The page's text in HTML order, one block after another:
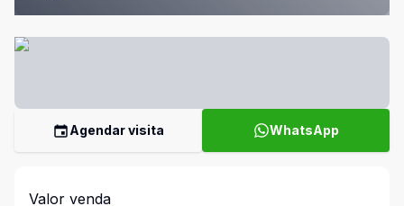
Agendar visita WhatsApp
Valor venda